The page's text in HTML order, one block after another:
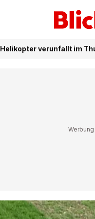
Helikopter verunfallt im